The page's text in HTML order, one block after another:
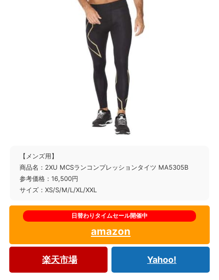
【メンズ用】
商品名：2XU MCSランコンプレッションタイツ MA5305B
参考価格：16,500円
サイズ：XS/S/M/L/XL/XXL
amazon
楽天市場 Yahoo!